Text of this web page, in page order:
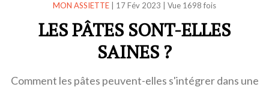
MON ASSIETTE 17 Fév 2023 Vue 1698 fois
LES PÂTES SONT-ELLES
SAINES ?
Comment les pâtes peuvent-elles s'intégrer dans une